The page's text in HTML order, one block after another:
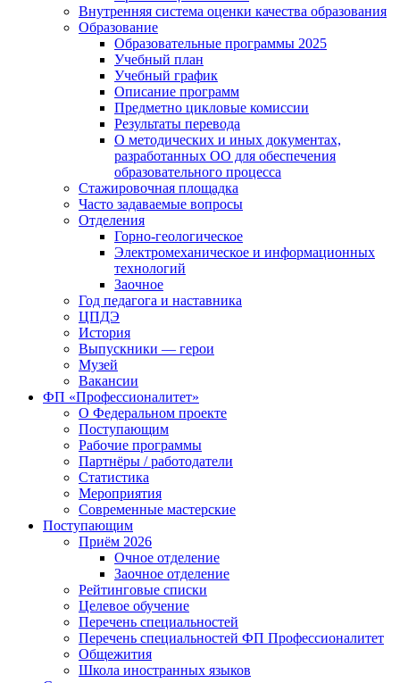
Внутренняя система оценки качества образования
Образование
Образовательные программы 2025
Учебный план
Учебный график
Описание программ
Предметно цикловые комиссии
Результаты перевода
О методических и иных документах,
разработанных ОО для обеспечения
образовательного процесса
Стажировочная площадка
Часто задаваемые вопросы
Отделения
Горно-геологическое
Электромеханическое и информационных
технологий
Заочное
Год педагога и наставника
ЦПДЭ
История
Выпускники — герои
Музей
Вакансии
ФП «Профессионалитет»
О Федеральном проекте
Поступающим
Рабочие программы
Партнёры / работодатели
Статистика
Мероприятия
Современные мастерские
Поступающим
Приём 2026
Очное отделение
Заочное отделение
Рейтинговые списки
Целевое обучение
Перечень специальностей
Перечень специальностей ФП Профессионалитет
Общежития
Школа иностранных языков